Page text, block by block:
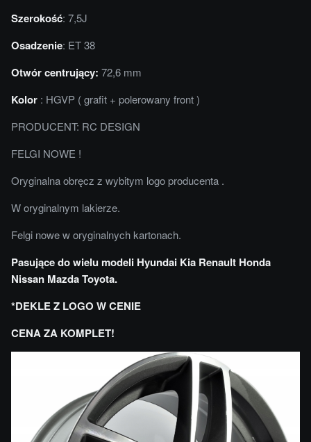
Szerokość: 7,5J
Osadzenie: ET 38
Otwór centrujący: 72,6 mm
Kolor : HGVP ( grafit + polerowany front )
PRODUCENT: RC DESIGN
FELGI NOWE !
Oryginalna obręcz z wybitym logo producenta .
W oryginalnym lakierze.
Felgi nowe w oryginalnych kartonach.
Pasujące do wielu modeli Hyundai Kia Renault Honda
Nissan Mazda Toyota.
*DEKLE Z LOGO W CENIE
CENA ZA KOMPLET!